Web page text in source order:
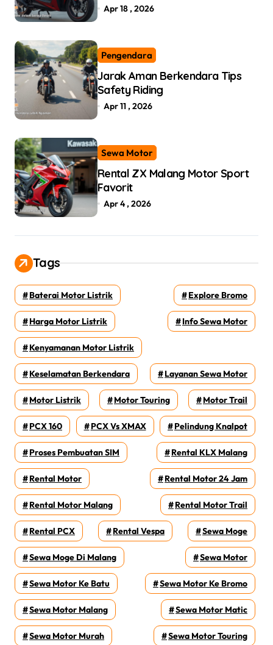
Apr 18 , 2026
Pengendara
Jarak Aman Berkendara Tips
Safety Riding
Apr 11 , 2026
Sewa Motor
Rental ZX Malang Motor Sport
Favorit
Apr 4 , 2026
Tags
Baterai Motor Listrik Explore Bromo
Harga Motor Listrik Info Sewa Motor
Kenyamanan Motor Listrik
Keselamatan Berkendara Layanan Sewa Motor
Motor Listrik Motor Touring Motor Trail
PCX 160 PCX Vs XMAX Pelindung Knalpot
Proses Pembuatan SIM Rental KLX Malang
Rental Motor Rental Motor 24 Jam
Rental Motor Malang Rental Motor Trail
Rental PCX Rental Vespa Sewa Moge
Sewa Moge Di Malang Sewa Motor
Sewa Motor Ke Batu Sewa Motor Ke Bromo
Sewa Motor Malang Sewa Motor Matic
Sewa Motor Murah Sewa Motor Touring